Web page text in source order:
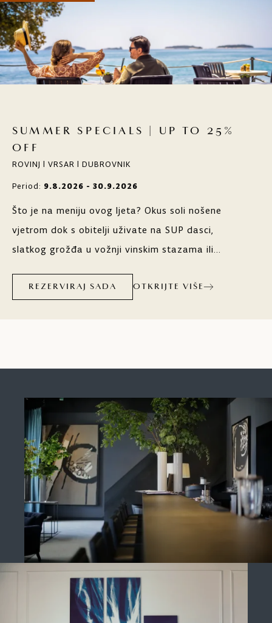
SUMMER SPECIALS | UP TO 25%
OFF
ROVINJ | VRSAR | DUBROVNIK
Period: 9.8.2026 - 30.9.2026
Što je na meniju ovog ljeta? Okus soli nošene
vjetrom dok s obitelji uživate na SUP dasci,
slatkog grožđa u vožnji vinskim stazama ili
restoranima? Za čim god imali teka, Maistra
REZERVIRAJ SADA OTKRIJTE VIŠE